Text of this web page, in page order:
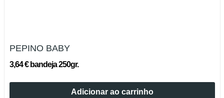
PEPINO BABY
3,64 € bandeja 250gr.
Adicionar ao carrinho